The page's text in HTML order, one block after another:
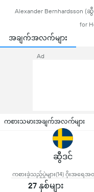
Alexander Bernhardsson (
for
အချက်အလက်များ
Ad
ကစားသမားအချက်အလက်များ
ဆွီဒင်
ကစားခဲ့သည့်ပွဲများ(14) ဂိုးအရေအ
27 နှစ်များ